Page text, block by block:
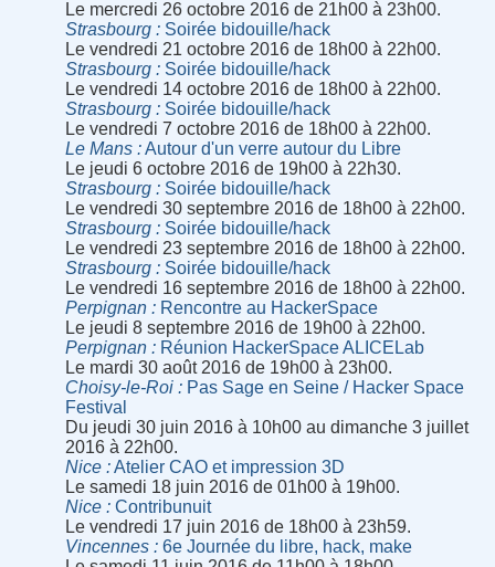
Le mercredi 26 octobre 2016 de 21h00 à 23h00.
Strasbourg
Soirée bidouille/hack
Le vendredi 21 octobre 2016 de 18h00 à 22h00.
Strasbourg
Soirée bidouille/hack
Le vendredi 14 octobre 2016 de 18h00 à 22h00.
Strasbourg
Soirée bidouille/hack
Le vendredi 7 octobre 2016 de 18h00 à 22h00.
Le Mans
Autour d'un verre autour du Libre
Le jeudi 6 octobre 2016 de 19h00 à 22h30.
Strasbourg
Soirée bidouille/hack
Le vendredi 30 septembre 2016 de 18h00 à 22h00.
Strasbourg
Soirée bidouille/hack
Le vendredi 23 septembre 2016 de 18h00 à 22h00.
Strasbourg
Soirée bidouille/hack
Le vendredi 16 septembre 2016 de 18h00 à 22h00.
Perpignan
Rencontre au HackerSpace
Le jeudi 8 septembre 2016 de 19h00 à 22h00.
Perpignan
Réunion HackerSpace ALICELab
Le mardi 30 août 2016 de 19h00 à 23h00.
Choisy-le-Roi
Pas Sage en Seine / Hacker Space
Festival
Du jeudi 30 juin 2016 à 10h00 au dimanche 3 juillet
2016 à 22h00.
Nice
Atelier CAO et impression 3D
Le samedi 18 juin 2016 de 01h00 à 19h00.
Nice
Contribunuit
Le vendredi 17 juin 2016 de 18h00 à 23h59.
Vincennes
6e Journée du libre, hack, make